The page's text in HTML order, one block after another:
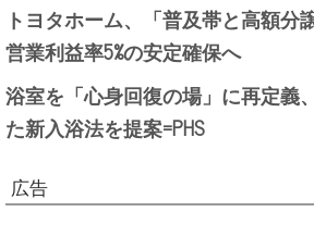
トヨタホーム、「普及帯と高額分
営業利益率5%の安定確保へ
浴室を「心身回復の場」に再定義
た新入浴法を提案=PHS
広告